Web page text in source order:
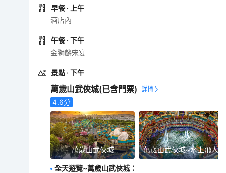
早餐 · 上午
酒店內
午餐 · 下午
金獅麟宋宴
景點 · 下午
萬歲山武俠城(已含門票)
4.6分
萬歲山武俠城 萬歲山武俠城~水上飛人
全天遊覽~萬歲山武俠城：